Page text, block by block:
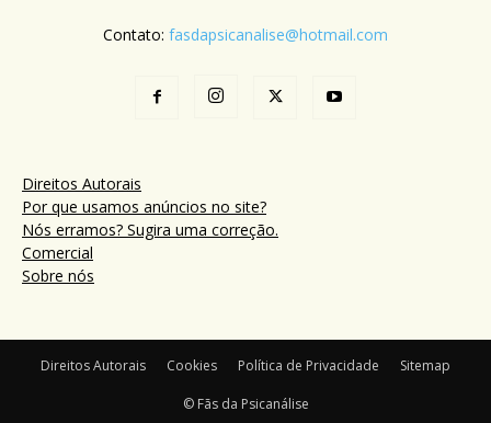
Contato: fasdapsicanalise@hotmail.com
Direitos Autorais
Por que usamos anúncios no site?
Nós erramos? Sugira uma correção.
Comercial
Sobre nós
Direitos Autorais Cookies Política de Privacidade Sitemap
© Fãs da Psicanálise